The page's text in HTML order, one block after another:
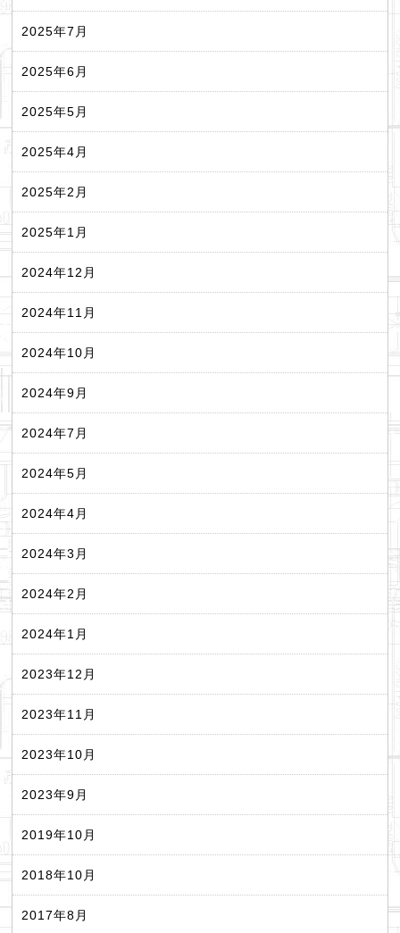
2025年7月
2025年6月
2025年5月
2025年4月
2025年2月
2025年1月
2024年12月
2024年11月
2024年10月
2024年9月
2024年7月
2024年5月
2024年4月
2024年3月
2024年2月
2024年1月
2023年12月
2023年11月
2023年10月
2023年9月
2019年10月
2018年10月
2017年8月